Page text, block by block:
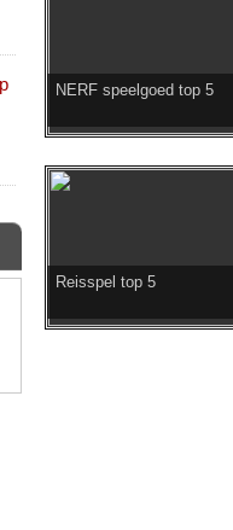
NERF speelgoed top 5
Reisspel top 5